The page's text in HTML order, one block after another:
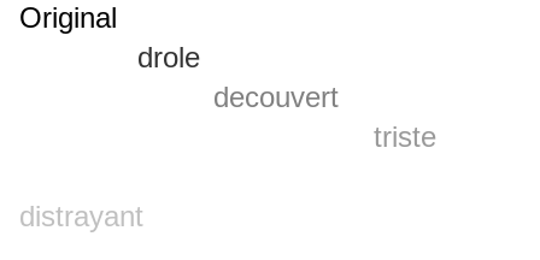
Original
drole
decouvert
triste
distrayant